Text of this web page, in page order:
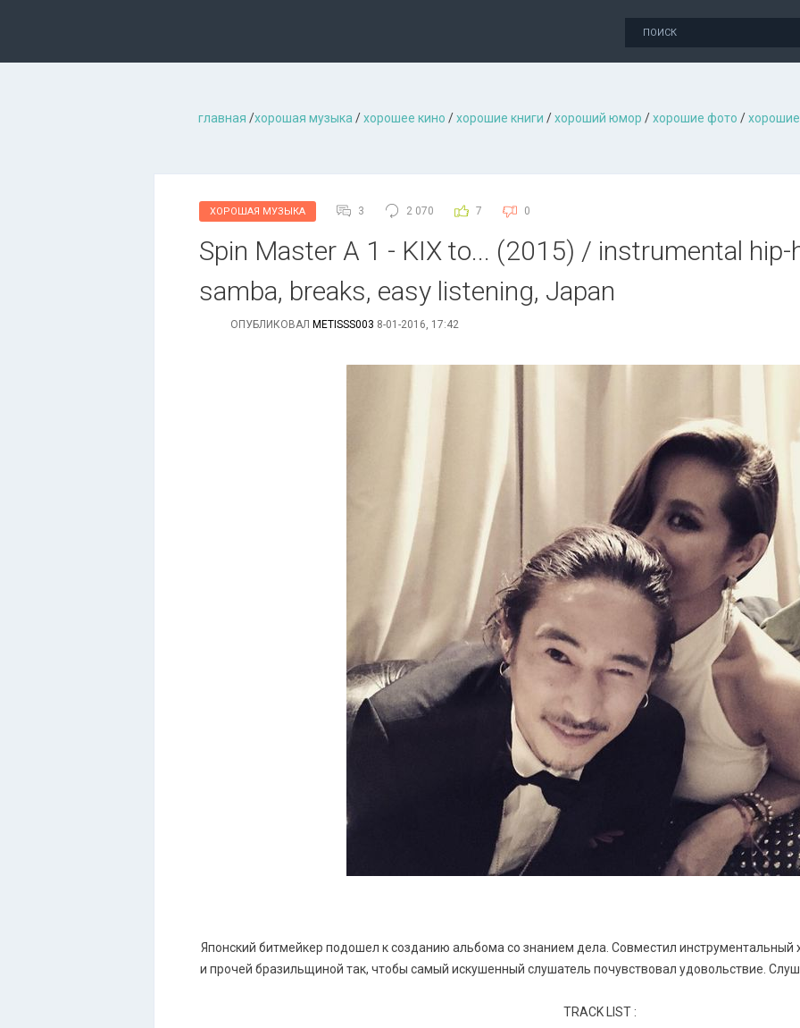
главная /хорошая музыкa /хорошее кино /хорошие книги /хороший юмор /хорошие фото /
ХОРОШАЯ МУЗЫКА 3 2 070 7 0
Spin Master A 1 - KIX to... (2015) / instrumental hip-
samba, breaks, easy listening, Japan
ОПУБЛИКОВАЛ METISSS003 8-01-2016, 17:42
Японский битмейкер подошел к созданию альбома со знанием дела. Совместил
и прочей бразильщиной так, чтобы самый искушенный слушатель почувствовал удовольствие.
TRACK LIST :